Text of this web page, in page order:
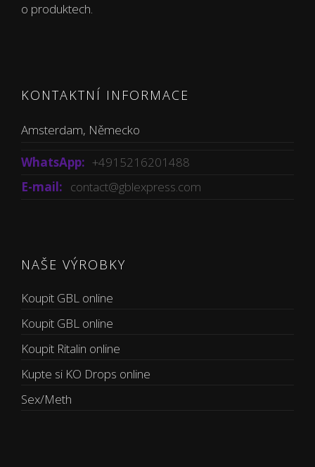
o produktech.
KONTAKTNÍ INFORMACE
Amsterdam, Německo
WhatsApp: +4915216201488
E-mail: contact@gblexpress.com
NAŠE VÝROBKY
Koupit GBL online
Koupit GBL online
Koupit Ritalin online
Kupte si KO Drops online
Sex/Meth